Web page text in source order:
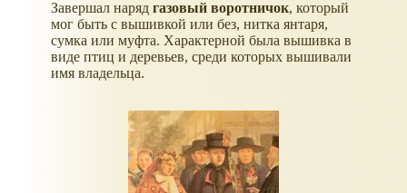
Завершал наряд газовый воротничок, который
мог быть с вышивкой или без, нитка янтаря,
сумка или муфта. Характерной была вышивка в
виде птиц и деревьев, среди которых вышивали
имя владельца.